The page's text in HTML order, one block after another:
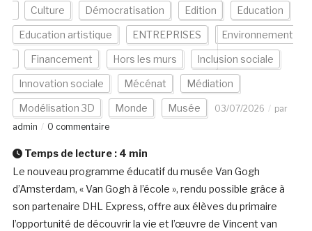
Culture Démocratisation Edition Education
Education artistique ENTREPRISES Environnement
Financement Hors les murs Inclusion sociale
Innovation sociale Mécénat Médiation
Modélisation 3D Monde Musée 03/07/2026
par
admin
0 commentaire
Temps de lecture : 4 min
Le nouveau programme éducatif du musée Van Gogh
d’Amsterdam, « Van Gogh à l’école », rendu possible grâce à
son partenaire DHL Express, offre aux élèves du primaire
l’opportunité de découvrir la vie et l’œuvre de Vincent van